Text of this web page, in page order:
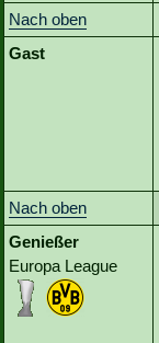
Nach oben
Gast
Nach oben
Genießer
Europa League